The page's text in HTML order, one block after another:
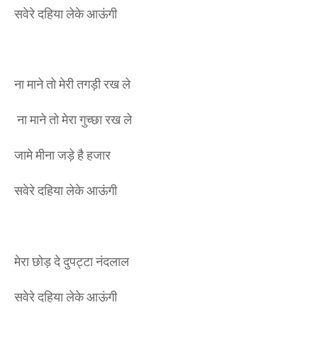
सवेरे दहिया लेके आऊंगी
ना माने तो मेरी तगड़ी रख ले
ना माने तो मेरा गुच्छा रख ले
जामे मीना जड़े है हजार
सवेरे दहिया लेके आऊंगी
मेरा छोड़ दे दुपट्टा नंदलाल
सवेरे दहिया लेके आऊंगी